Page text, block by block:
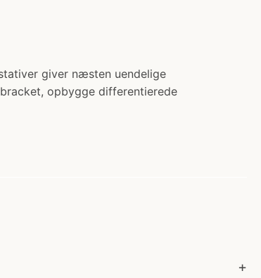
giver næsten uendelige
opbygge differentierede